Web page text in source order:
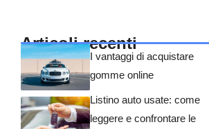
Articoli recenti
I vantaggi di acquistare
gomme online
Listino auto usate: come
leggere e confrontare le